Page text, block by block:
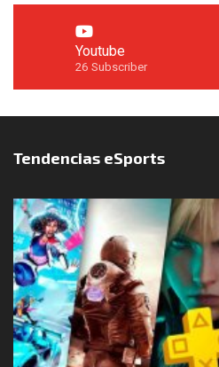
Youtube
26 Subscriber
Síguenos en
Tendencias eSports